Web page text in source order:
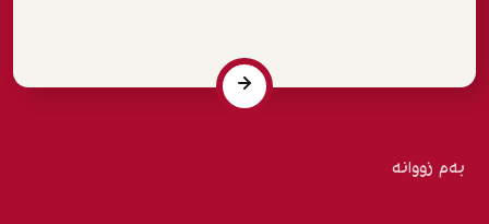
بەم زووانە